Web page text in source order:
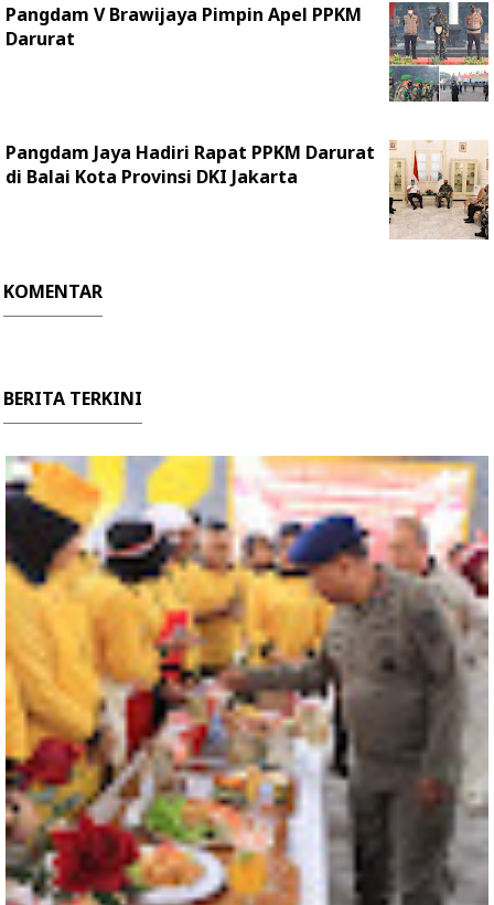
Pangdam V Brawijaya Pimpin Apel PPKM
Darurat
Pangdam Jaya Hadiri Rapat PPKM Darurat
di Balai Kota Provinsi DKI Jakarta
KOMENTAR
BERITA TERKINI